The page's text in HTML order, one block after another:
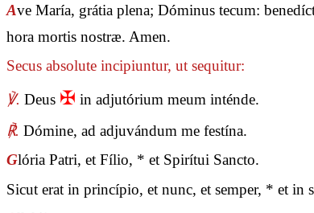
Ave María, grátia plena; Dóminus tecum:
hora mortis nostræ. Amen.
Secus absolute incipiuntur, ut sequitur:
℣. Deus ✠ in adjutórium meum inténde.
℟. Dómine, ad adjuvándum me festína.
Glória Patri, et Fílio, * et Spirítui Sancto.
Sicut erat in princípio, et nunc, et semper, * et in